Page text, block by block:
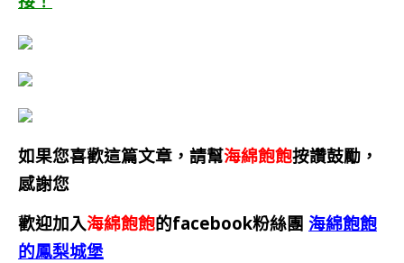
如果您喜歡這篇文章，請幫海綿飽飽按讚鼓勵，
感謝您
歡迎加入海綿飽飽的facebook粉絲團 海綿飽飽
的鳳梨城堡